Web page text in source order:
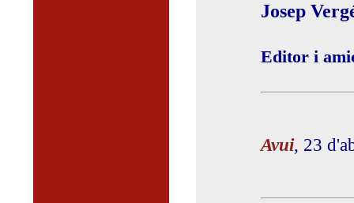
Josep
Editor i
Avui, 23